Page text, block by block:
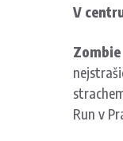
V
Run v